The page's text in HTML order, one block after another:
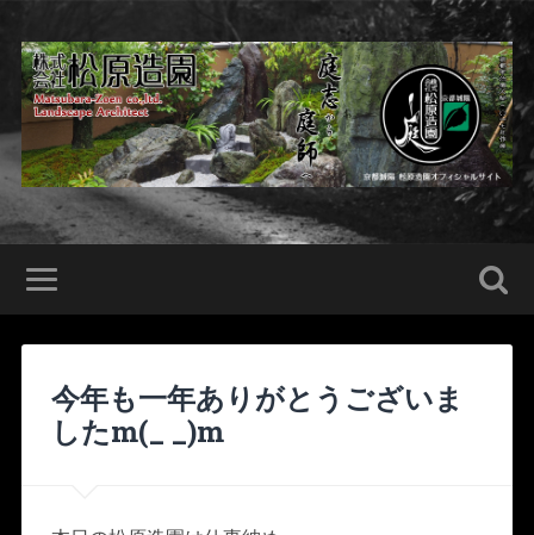
今年も一年ありがとうございま
したm(_ _)m